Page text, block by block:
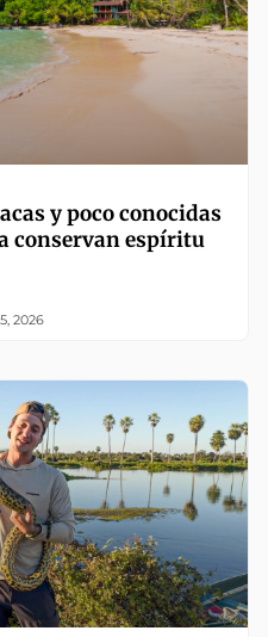
y poco conocidas
conservan espíritu
2026